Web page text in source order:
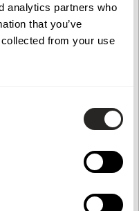
analytics partners who
that you’ve
from your use